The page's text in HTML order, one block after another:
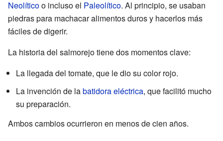
Neolíticoo incluso el Paleolítico. Al principio, se usaban
piedras para machacar alimentos duros y hacerlos más
fáciles de digerir.
La historia del salmorejo tiene dos momentos clave:
La llegada del tomate, que le dio su color rojo.
La invención de labatidora eléctrica, que facilitó mucho
su preparación.
Ambos cambios ocurrieron en menos de cien años.